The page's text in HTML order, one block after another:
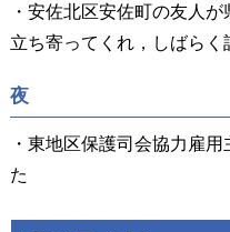
・安佐北区安佐町の友人
立ち寄ってくれ，しばらく
夜
・東地区保護司会協力雇
た